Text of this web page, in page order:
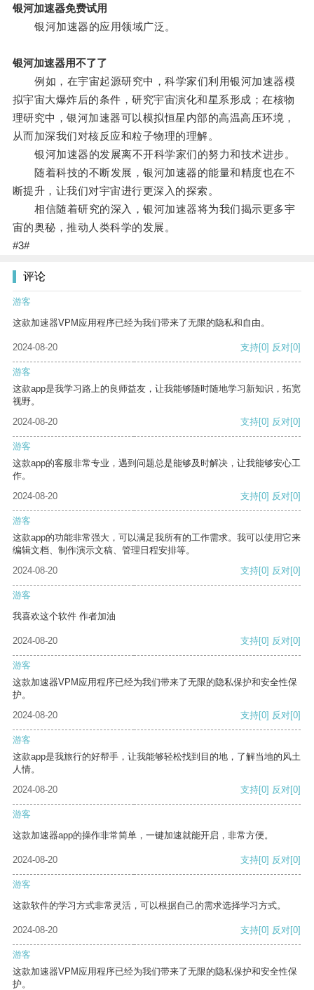
银河加速器免费试用
银河加速器的应用领域广泛。
银河加速器用不了了
例如，在宇宙起源研究中，科学家们利用银河加速器模
拟宇宙大爆炸后的条件，研究宇宙演化和星系形成；在核物
理研究中，银河加速器可以模拟恒星内部的高温高压环境，
从而加深我们对核反应和粒子物理的理解。
银河加速器的发展离不开科学家们的努力和技术进步。
随着科技的不断发展，银河加速器的能量和精度也在不
断提升，让我们对宇宙进行更深入的探索。
相信随着研究的深入，银河加速器将为我们揭示更多宇
宙的奥秘，推动人类科学的发展。
#3#
评论
游客
这款加速器VPM应用程序已经为我们带来了无限的隐私和自由。
2024-08-20 支持[0] 反对[0]
游客
这款app是我学习路上的良师益友，让我能够随时随地学习新知识，拓宽
视野。
2024-08-20
支持[0] 反对[0]
游客
这款app的客服非常专业，遇到问题总是能够及时解决，让我能够安心工
作。
2024-08-20
支持[0] 反对[0]
游客
这款app的功能非常强大，可以满足我所有的工作需求。我可以使用它来
编辑文档、制作演示文稿、管理日程安排等。
2024-08-20
支持[0] 反对[0]
游客
我喜欢这个软件 作者加油
2024-08-20 支持[0] 反对[0]
游客
这款加速器VPM应用程序已经为我们带来了无限的隐私保护和安全性保
护。
2024-08-20
支持[0] 反对[0]
游客
这款app是我旅行的好帮手，让我能够轻松找到目的地，了解当地的风土
人情。
2024-08-20
支持[0] 反对[0]
游客
这款加速器app的操作非常简单，一键加速就能开启，非常方便。
2024-08-20 支持[0] 反对[0]
游客
这款软件的学习方式非常灵活，可以根据自己的需求选择学习方式。
2024-08-20 支持[0] 反对[0]
游客
这款加速器VPM应用程序已经为我们带来了无限的隐私保护和安全性保
护。